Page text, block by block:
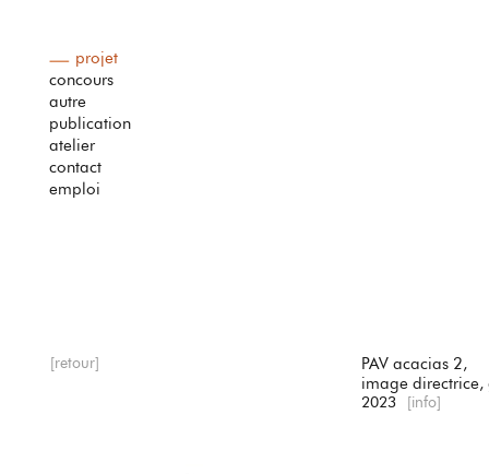
projet
concours
autre
publication
atelier
contact
emploi
[retour]
PAV acacias 2,
image directrice,
2023 [info]